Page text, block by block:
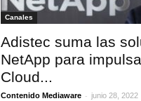
Canales
Adistec suma las
NetApp para
Cloud...
Contenido Mediaware - junio 28, 2022